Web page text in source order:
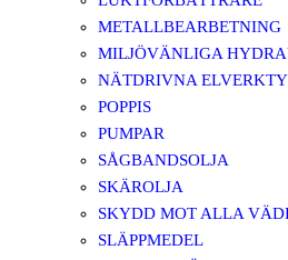
METALLBEARBETNING
MILJÖVÄNLIGA
NÄTDRIVNA
POPPIS
PUMPAR
SÅGBANDSOLJA
SKÄROLJA
SKYDD MOT ALLA
SLÄPPMEDEL